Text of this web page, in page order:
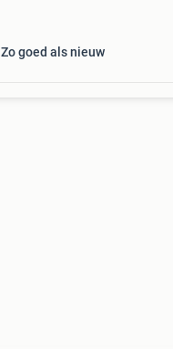
Zo goed als nieuw